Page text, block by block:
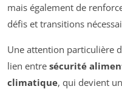
mais également de
défis et transitions
Une attention particulière
lien entre sécurité
climatique, qui devient